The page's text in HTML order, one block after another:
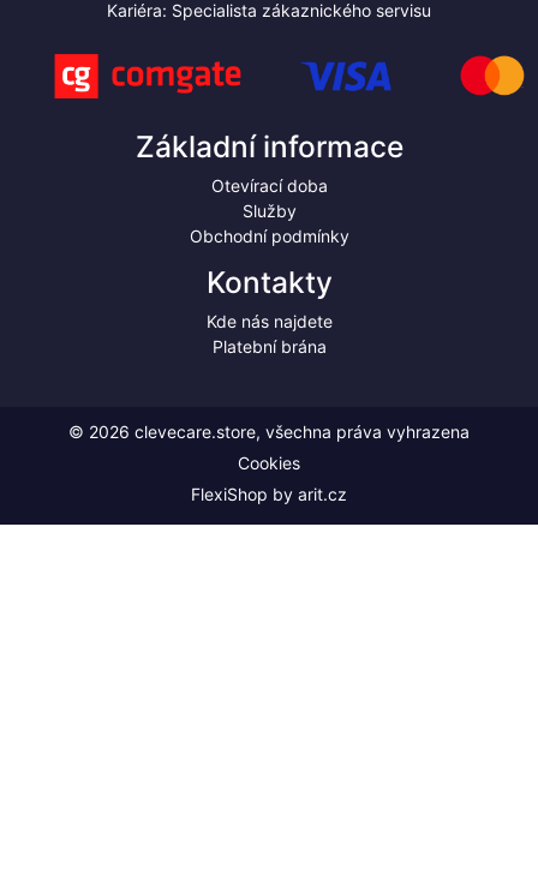
Kariéra: Specialista zákaznického servisu
Základní informace
Otevírací doba
Služby
Obchodní podmínky
Kontakty
Kde nás najdete
Platební brána
© 2026 clevecare.store, všechna práva vyhrazena
Cookies
FlexiShop by arit.cz